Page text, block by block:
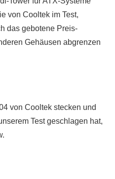
von Cooltek im Test,
das gebotene Preis-
Gehäusen abgrenzen
von Cooltek stecken und
Test geschlagen hat,